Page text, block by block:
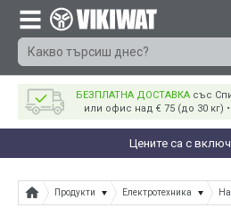
БЕЗПЛАТНА ДОСТАВКА със
или офис над € 75 (до 30 кг)
Цените са с
Продукти Електротехника